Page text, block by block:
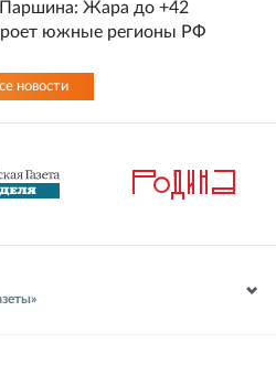
Жара до +42
южные регионы РФ
новости